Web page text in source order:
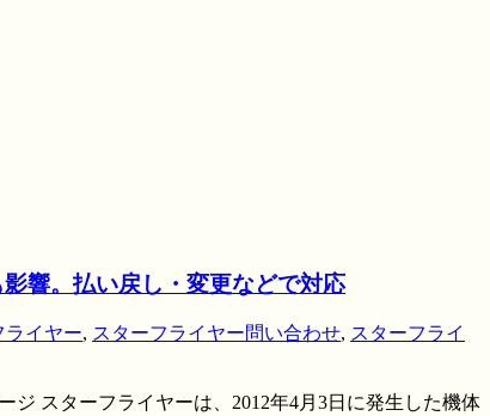
響。払い戻し・変更などで対応
ライヤー, スターフライヤー問い合わせ, スターフライ
ジ スターフライヤーは、2012年4月3日に発生した機体